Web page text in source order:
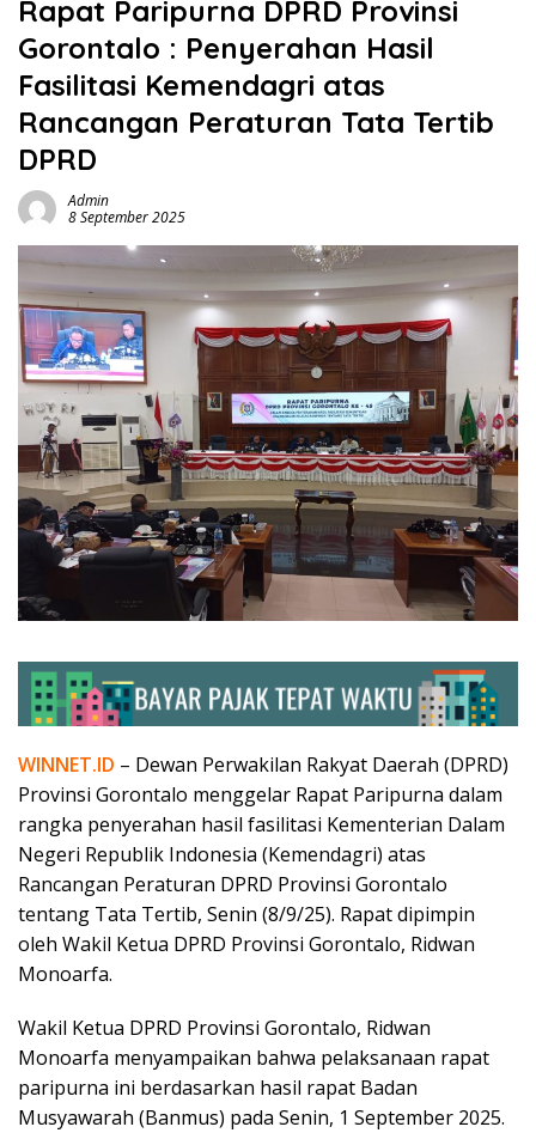
Rapat Paripurna DPRD Provinsi
Gorontalo : Penyerahan Hasil
Fasilitasi Kemendagri atas
Rancangan Peraturan Tata Tertib
DPRD
Admin
8 September 2025
WINNET.ID – Dewan Perwakilan Rakyat Daerah (DPRD)
Provinsi Gorontalo menggelar Rapat Paripurna dalam
rangka penyerahan hasil fasilitasi Kementerian Dalam
Negeri Republik Indonesia (Kemendagri) atas
Rancangan Peraturan DPRD Provinsi Gorontalo
tentang Tata Tertib, Senin (8/9/25). Rapat dipimpin
oleh Wakil Ketua DPRD Provinsi Gorontalo, Ridwan
Monoarfa.
Wakil Ketua DPRD Provinsi Gorontalo, Ridwan
Monoarfa menyampaikan bahwa pelaksanaan rapat
paripurna ini berdasarkan hasil rapat Badan
Musyawarah (Banmus) pada Senin, 1 September 2025.